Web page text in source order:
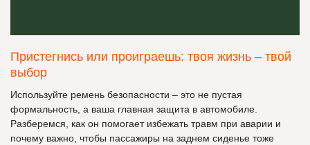
Пристегнись или проиграешь: твоя жизнь – твой
выбор
Используйте ремень безопасности – это не пустая
формальность, а ваша главная защита в автомобиле.
Разберемся, как он помогает избежать травм при аварии и
почему важно, чтобы пассажиры на заднем сиденье тоже